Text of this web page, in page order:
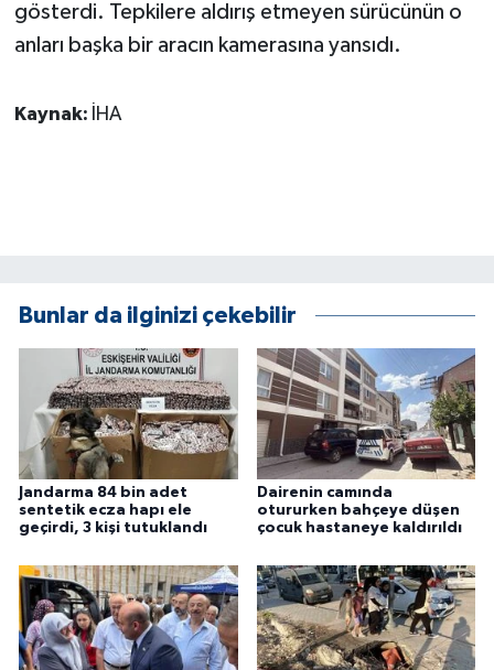
gösterdi. Tepkilere aldırış etmeyen sürücünün o
anları başka bir aracın kamerasına yansıdı.
Kaynak: İHA
Bunlar da ilginizi çekebilir
Jandarma 84 bin adet
sentetik ecza hapı ele
geçirdi, 3 kişi tutuklandı
Dairenin camında
otururken bahçeye düşen
çocuk hastaneye kaldırıldı
Kadın
Sağlık
SİYASET
SPOR HABERLERİ
TEKNOLOJİ
ÜLKE GÜNDEMİ
YAŞAM